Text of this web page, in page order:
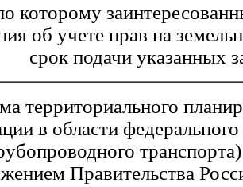
которому
об учете прав на
срок подачи указанных
территориального
в области
Правительства